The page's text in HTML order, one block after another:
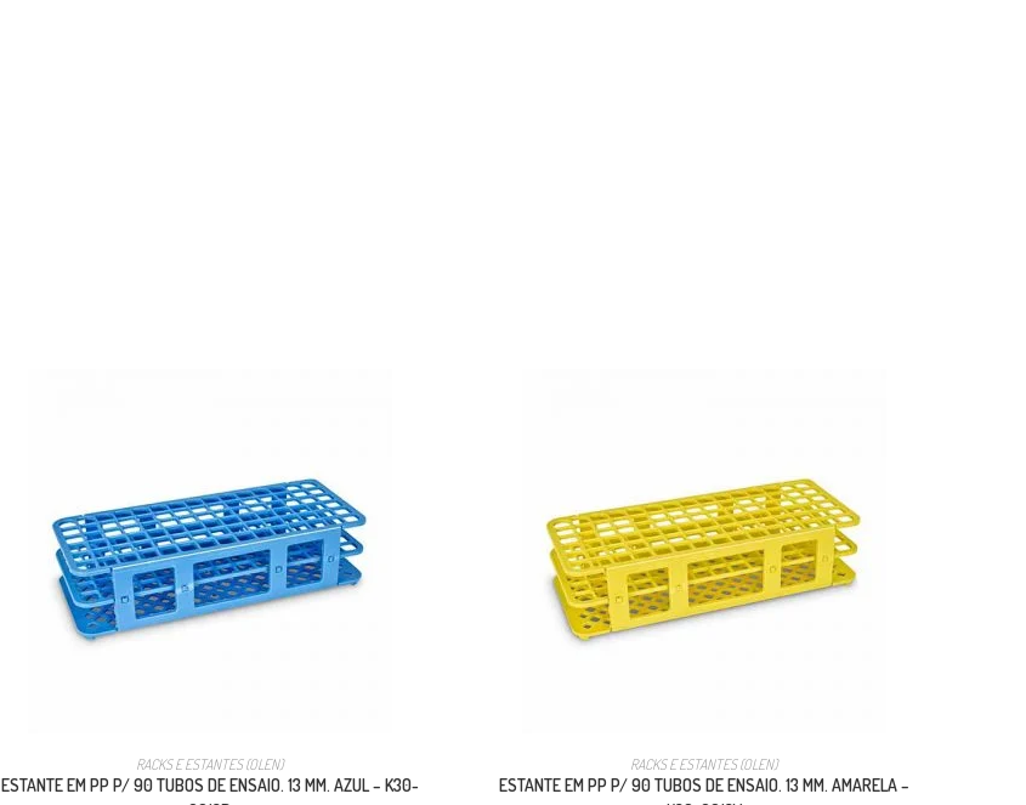
RACKS E ESTANTES (OLEN)
ESTANTE EM PP P/ 90 TUBOS DE ENSAIO. 13 MM. AZUL – K30-
RACKS E ESTANTES (OLEN)
ESTANTE EM PP P/ 90 TUBOS DE ENSAIO. 13 MM. AMARELA –